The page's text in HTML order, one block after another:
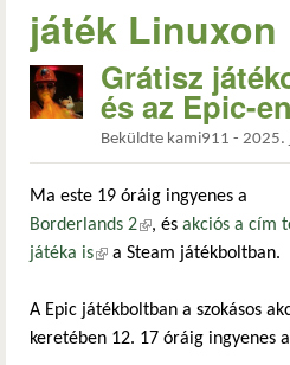
játék Linuxon
Grátisz
és az Epic-en
Beküldte kami911 - 2025.
Ma este 19 óráig ingyenes a
Borderlands 2(külső hivatkozás)
, és akciós a cím
játéka is(külső hivatkozás)
a Steam játékboltban.
A Epic játékboltban a szokásos
keretében 12. 17 óráig ingyenes a